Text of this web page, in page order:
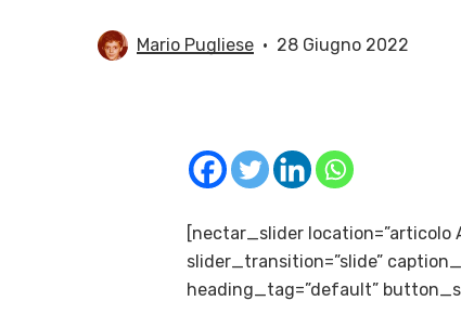
Mario Pugliese 28 Giugno 2022
[nectar_slider location=”articolo
slider_transition=”slide”
heading_tag=”default”